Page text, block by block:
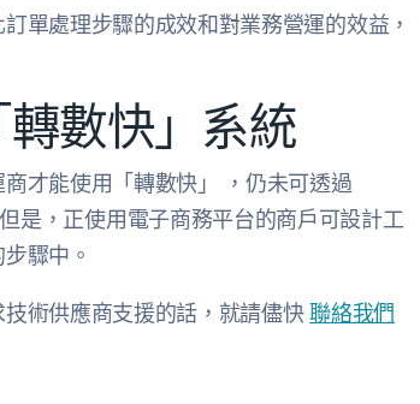
單處理步驟的成效和對業務營運的效益，
數快」系統
才能使用「轉數快」 ，仍未可透過
，正使用電子商務平台的商戶可設計工
驟中。
術供應商支援的話，就請儘快聯絡我們